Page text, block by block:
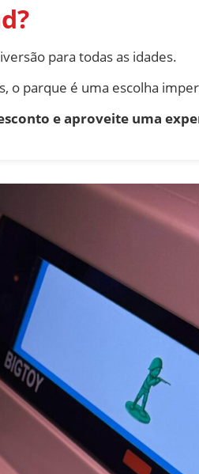
para todas as idades.
o parque é uma escolha
e aproveite uma